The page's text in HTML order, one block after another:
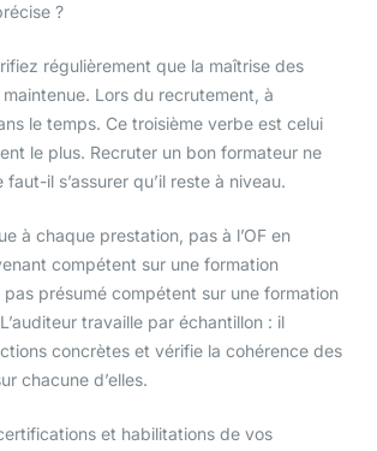
?
régulièrement que la maîtrise des
Lors du recrutement, à
le temps. Ce troisième verbe est celui
le plus. Recruter un bon formateur ne
il s’assurer qu’il reste à niveau.
à chaque prestation, pas à l’OF en
compétent sur une formation
pas présumé compétent sur une formation
travaille par échantillon : il
concrètes et vérifie la cohérence des
chacune d’elles.
et habilitations de vos